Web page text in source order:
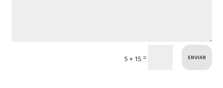
5 + 15 = ENVIAR